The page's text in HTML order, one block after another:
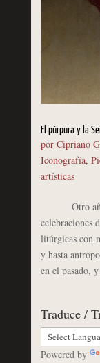
El púrpura y la
por Cipriano
Iconografía,
artísticas
Otro año
celebraciones
litúrgicas con
y hasta
en el pasado,
Traduce /
Powered by